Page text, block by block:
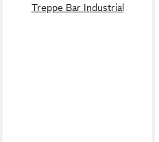
Treppe Bar Industrial